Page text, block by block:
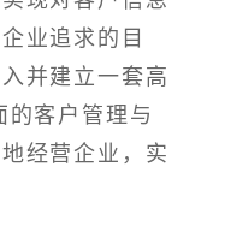
业追求的目
并建立一套高
的客户管理与
经营企业，实